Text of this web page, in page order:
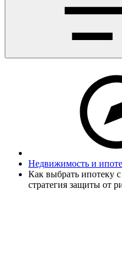
Недвижимость и
Как выбрать ипотеку
стратегия защиты от